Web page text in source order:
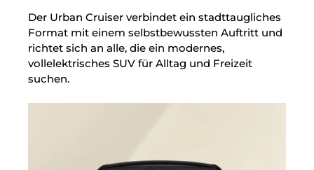
Der Urban Cruiser verbindet ein stadttaugliches
Format mit einem selbstbewussten Auftritt und
richtet sich an alle, die ein modernes,
vollelektrisches SUV für Alltag und Freizeit
suchen.